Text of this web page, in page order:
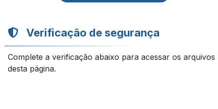
Verificação de segurança
Complete a verificação abaixo para acessar os arquivos
desta página.